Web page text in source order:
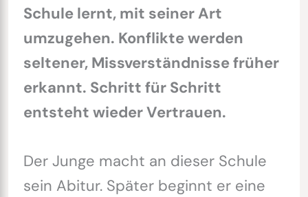
Schule lernt, mit seiner Art
umzugehen. Konflikte werden
seltener, Missverständnisse früher
erkannt. Schritt für Schritt
entsteht wieder Vertrauen.
Der Junge macht an dieser Schule
sein Abitur. Später beginnt er eine